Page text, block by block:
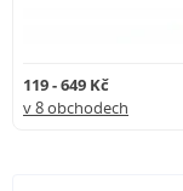
119 - 649 Kč
v 8 obchodech